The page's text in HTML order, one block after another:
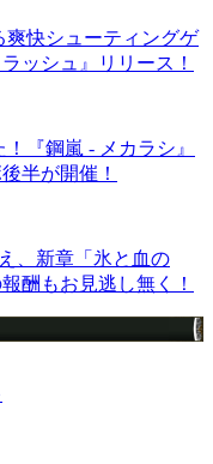
爽快シューティングゲ
ッシュ』リリース！
『鋼嵐 - メカラシ』
半が開催！
、新章「氷と血の
酬もお見逃し無く！